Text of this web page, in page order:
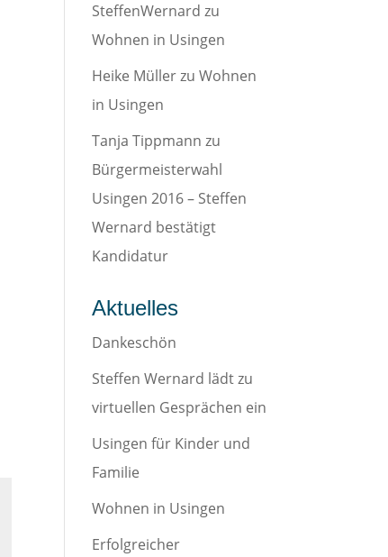
SteffenWernard zu
Wohnen in Usingen
Heike MüllerzuWohnen
in Usingen
Tanja Tippmann zu
Bürgermeisterwahl
Usingen 2016 – Steffen
Wernard bestätigt
Kandidatur
Aktuelles
Dankeschön
Steffen Wernard lädt zu
virtuellen Gesprächen ein
Usingen für Kinder und
Familie
Wohnen in Usingen
Erfolgreicher